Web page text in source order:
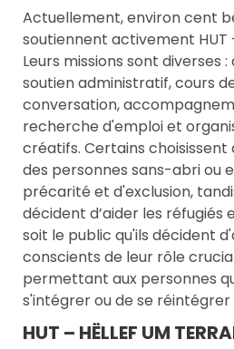
Actuellement, environ cent
soutiennent activement HUT
Leurs missions sont diverses
soutien administratif, cours
conversation,
recherche d'emploi et
créatifs. Certains choisissent
des personnes sans-abri ou
précarité et d'exclusion,
décident d’aider les réfugiés
soit le public qu'ils décident
conscients de leur rôle
permettant aux personnes
s'intégrer ou de se
HUT – HËLLEF UM